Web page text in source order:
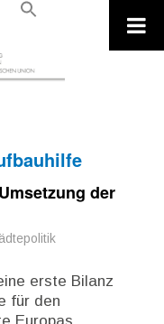
Search
der
erste Bilanz
für den